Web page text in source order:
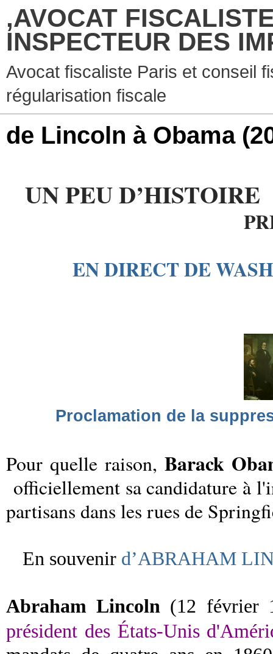
,AVOCAT
INSPECTEUR DES
Avocat fiscaliste Paris et conseil
régularisation fiscale
de Lincoln à Obama
UN PEU
EN DIRECT DE
Proclamation de la
Pour quelle raison, Barack
officiellement sa candidature à
partisans dans les rues de
En souvenir d’ABRAHAM
Abraham Lincoln (12 février
président des États-Unis